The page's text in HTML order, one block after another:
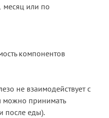
месяц или по
компонентов
не взаимодействует с
можно принимать
после еды).